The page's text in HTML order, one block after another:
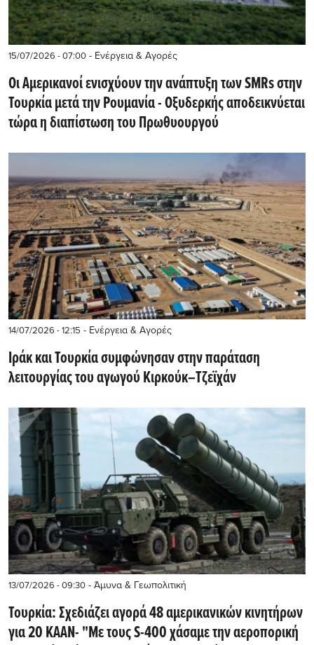
15/07/2026 - 07:00 - Ενέργεια & Αγορές
Oι Αμερικανοί ενισχύουν την ανάπτυξη των SMRs στην
Τουρκία μετά την Ρουμανία - Οξυδερκής αποδεικνύεται
τώρα η διαπίστωση του Πρωθυουργού
14/07/2026 - 12:15 - Ενέργεια & Αγορές
Ιράκ και Τουρκία συμφώνησαν στην παράταση
λειτουργίας του αγωγού Κιρκούκ–Τζεϊχάν
13/07/2026 - 09:30 - Άμυνα & Γεωπολιτική
Τουρκία: Σχεδιάζει αγορά 48 αμερικανικών κινητήρων
για 20 KAAN- "Με τους S-400 χάσαμε την αεροπορική